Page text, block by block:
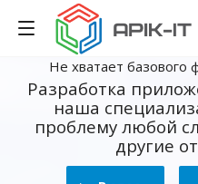
Не хватает базового
Разработка
наша
проблему любой
другие